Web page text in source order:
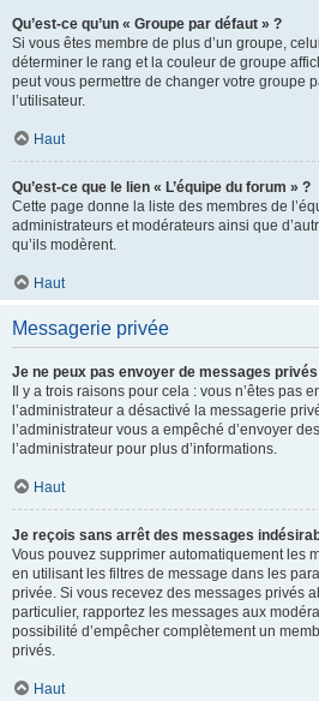
Qu’est-ce qu’un « Groupe par défaut » ?
Si vous êtes membre de plus d’un groupe,
déterminer le rang et la couleur de groupe
peut vous permettre de changer votre groupe
l’utilisateur.
Haut
Qu’est-ce que le lien « L’équipe du forum » ?
Cette page donne la liste des membres de
administrateurs et modérateurs ainsi que
qu’ils modèrent.
Haut
Messagerie privée
Je ne peux pas envoyer de messages privés
Il y a trois raisons pour cela : vous n’êtes pas
l’administrateur a désactivé la messagerie
l’administrateur vous a empêché d’envoyer
l’administrateur pour plus d’informations.
Haut
Je reçois sans arrêt des messages
Vous pouvez supprimer automatiquement les
en utilisant les filtres de message dans les
privée. Si vous recevez des messages privés
particulier, rapportez les messages aux
possibilité d’empêcher complètement un
privés.
Haut